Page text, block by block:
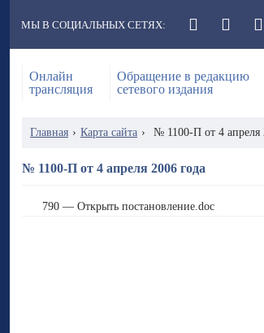
МЫ В СОЦИАЛЬНЫХ СЕТЯХ:
Онлайн
трансляция
Обращение в редакцию
сетевого издания
Главная › Карта сайта › № 1100-П от 4 апреля
№ 1100-П от 4 апреля 2006 года
790 — Открыть постановление.doc